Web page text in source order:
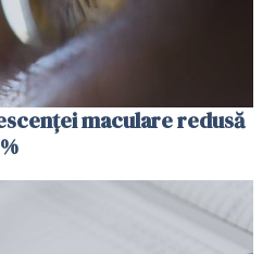
maculare redusă